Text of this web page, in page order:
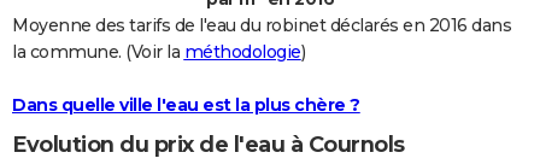
FORUM
Bricolage
Lifestyle
Culture
Sport
Auto
Television
Voyage
Cinema
Moyenne des tarifs de l'eau du robinet déclarés en 2016 dans
la commune. (Voir la méthodologie)
Dans quelle ville l'eau est la plus chère ?
Evolution du prix de l'eau à Cournols